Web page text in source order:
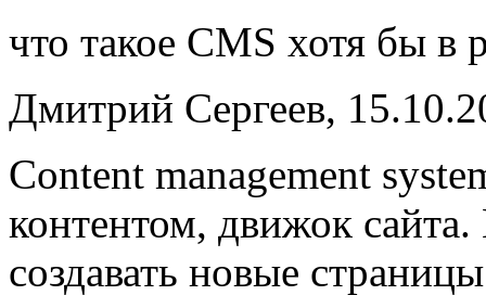
что такое CMS хотя бы в
Дмитрий Сергеев,
Content management
контентом, движок сайта.
создавать новые